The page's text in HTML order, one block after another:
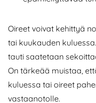
Oireet voivat kehittyä
tai kuukauden
tauti saatetaan
On tärkeää muistaa,
kuluessa tai oireet
vastaanotolle.